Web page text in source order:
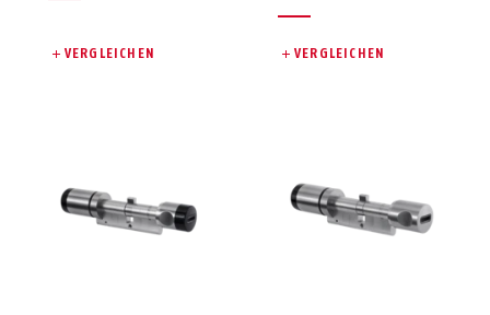
VERGLEICHEN VERGLEICHEN